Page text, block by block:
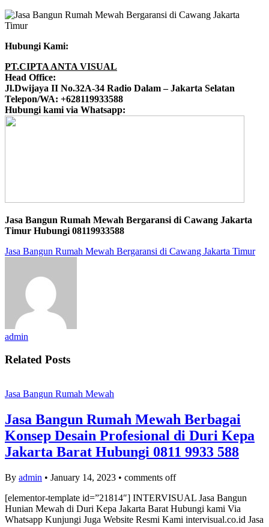
Hubungi Kami:
PT.CIPTA ANTA VISUAL
Head Office:
Jl.Dwijaya II No.32A-34 Radio Dalam – Jakarta Selatan
Telepon/WA: +628119933588
Hubungi kami via Whatsapp:
Jasa Bangun Rumah Mewah Bergaransi di Cawang Jakarta
Timur Hubungi 08119933588
Jasa Bangun Rumah Mewah Bergaransi di Cawang Jakarta Timur
admin
Related Posts
Jasa Bangun Rumah Mewah
Jasa Bangun Rumah Mewah Berbagai
Konsep Desain Profesional di Duri Kepa
Jakarta Barat Hubungi 0811 9933 588
By admin • January 14, 2023 • comments off
[elementor-template id=”21814″] INTERVISUAL Jasa Bangun
Hunian Mewah di Duri Kepa Jakarta Barat Hubungi kami Via
Whatsapp Kunjungi Juga Website Resmi Kami intervisual.co.id Jasa